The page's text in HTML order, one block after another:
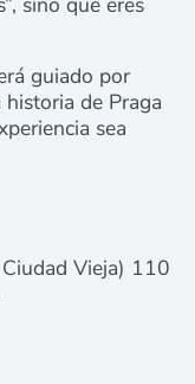
guiado por
de Praga
sea
Vieja) 110